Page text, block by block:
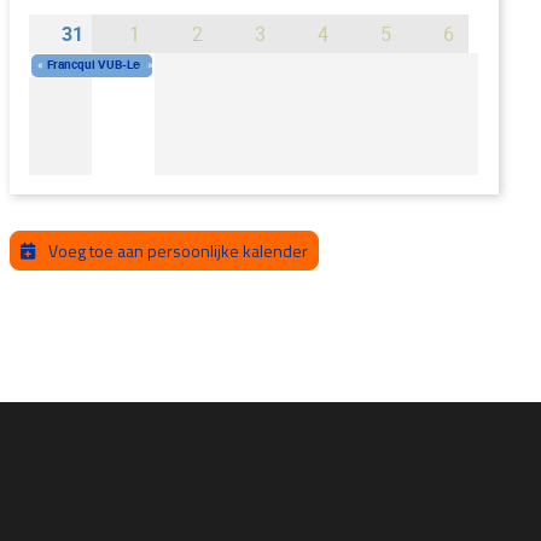
31 1 2 3 4 5 6
« Francqui VUB-Leerstoel 2025-2026 for Prof. Istvan Heckenberger (Germany)
»
Voeg toe aan persoonlijke kalender